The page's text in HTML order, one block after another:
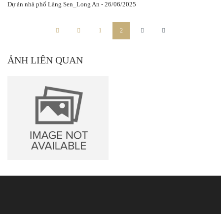
Dự án nhà phố Làng Sen_Long An - 26/06/2025
1 2
ẢNH LIÊN QUAN